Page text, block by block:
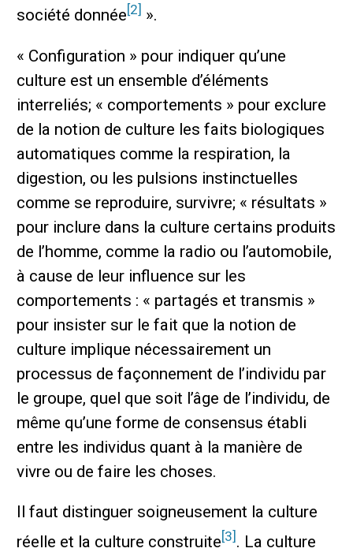
société donnée[2] ».
« Configuration » pour indiquer qu’une
culture est un ensemble d’éléments
interreliés; « comportements » pour exclure
de la notion de culture les faits biologiques
automatiques comme la respiration, la
digestion, ou les pulsions instinctuelles
comme se reproduire, survivre; « résultats »
pour inclure dans la culture certains produits
de l’homme, comme la radio ou l’automobile,
à cause de leur influence sur les
comportements : « partagés et transmis »
pour insister sur le fait que la notion de
culture implique nécessairement un
processus de façonnement de l’individu par
le groupe, quel que soit l’âge de l’individu, de
même qu’une forme de consensus établi
entre les individus quant à la manière de
vivre ou de faire les choses.
Il faut distinguer soigneusement la culture
réelle et la culture construite [3] . La culture